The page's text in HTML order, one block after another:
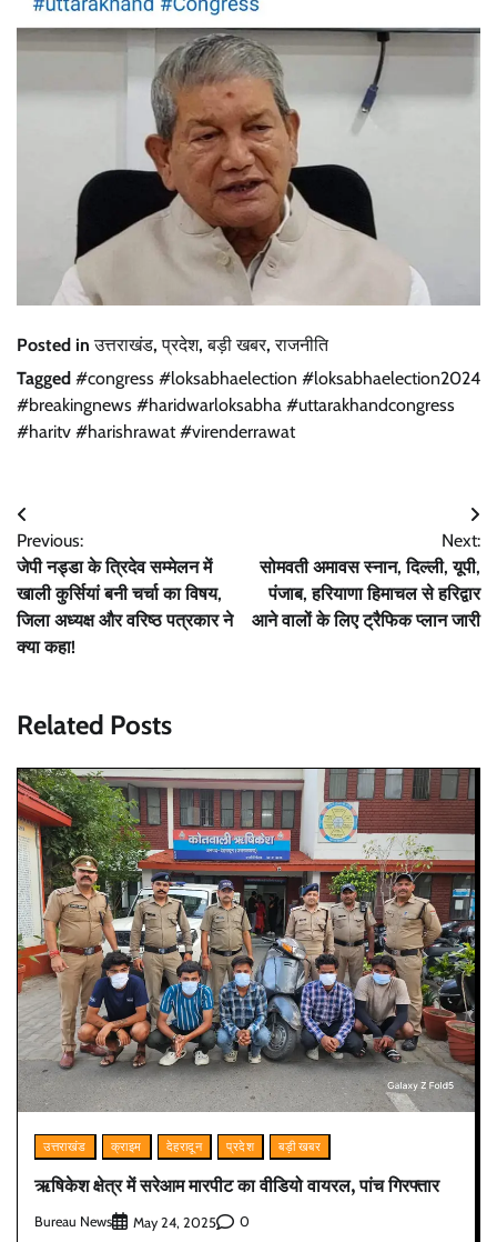
Posted inउत्तराखंड,प्रदेश,बड़ी खबर,राजनीति
Tagged #congress #loksabhaelection #loksabhaelection2024
#breakingnews #haridwarloksabha #uttarakhandcongress
#haritv #harishrawat #virenderrawat
Post
navigation
Previous:
जेपी नड्डा के त्रिदेव सम्मेलन में
खाली कुर्सियां बनी चर्चा का विषय,
जिला अध्यक्ष और वरिष्ठ पत्रकार ने
क्या कहा!
Next:
सोमवती अमावस स्नान, दिल्ली, यूपी,
पंजाब, हरियाणा हिमाचल से हरिद्वार
आने वालों के लिए ट्रैफिक प्लान जारी
Related Posts
उत्तराखंड क्राइम देहरादून प्रदेश बड़ी खबर
ऋषिकेश क्षेत्र में सरेआम मारपीट का वीडियो वायरल, पांच गिरफ्तार
Bureau News May 24, 2025 0